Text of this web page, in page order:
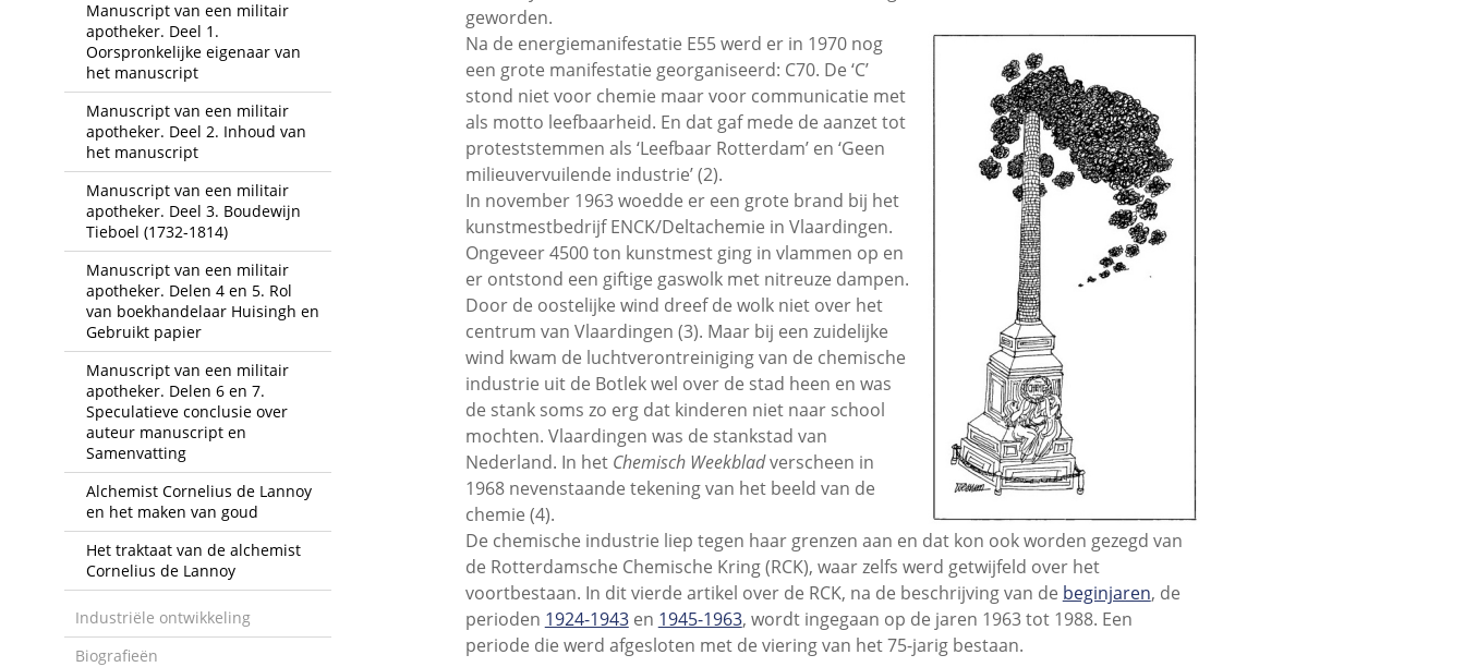
geworden.
Na de energiemanifestatie E55 werd er in 1970 nog
een grote manifestatie georganiseerd: C70. De ‘C’
stond niet voor chemie maar voor communicatie met
als motto leefbaarheid. En dat gaf mede de aanzet tot
proteststemmen als ‘Leefbaar Rotterdam’ en ‘Geen
milieuvervuilende industrie’ (2).
In november 1963 woedde er een grote brand bij het
kunstmestbedrijf ENCK/Deltachemie in Vlaardingen.
Ongeveer 4500 ton kunstmest ging in vlammen op en
er ontstond een giftige gaswolk met nitreuze dampen.
Door de oostelijke wind dreef de wolk niet over het
centrum van Vlaardingen (3). Maar bij een zuidelijke
wind kwam de luchtverontreiniging van de chemische
industrie uit de Botlek wel over de stad heen en was
de stank soms zo erg dat kinderen niet naar school
mochten. Vlaardingen was de stankstad van
Nederland. In het Chemisch Weekbladverscheen in
1968 nevenstaande tekening van het beeld van de
chemie (4).
De chemische industrie liep tegen haar grenzen aan en dat kon ook worden gezegd van
de Rotterdamsche Chemische Kring (RCK), waar zelfs werd getwijfeld over het
voortbestaan. In dit vierde artikel over de RCK, na de beschrijving van de beginjaren, de
perioden 1924-1943en 1945-1963, wordt ingegaan op de jaren 1963 tot 1988. Een
periode die werd afgesloten met de viering van het 75-jarig bestaan.
Manuscript van een militair
apotheker. Deel 1.
Oorspronkelijke eigenaar van
het manuscript
Manuscript van een militair
apotheker. Deel 2. Inhoud van
het manuscript
Manuscript van een militair
apotheker. Deel 3. Boudewijn
Tieboel (1732-1814)
Manuscript van een militair
apotheker. Delen 4 en 5. Rol
van boekhandelaar Huisingh en
Gebruikt papier
Manuscript van een militair
apotheker. Delen 6 en 7.
Speculatieve conclusie over
auteur manuscript en
Samenvatting
Alchemist Cornelius de Lannoy
en het maken van goud
Het traktaat van de alchemist
Cornelius de Lannoy
Industriële ontwikkeling
Biografieën